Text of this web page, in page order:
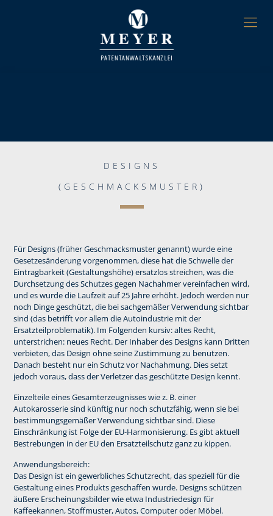
DESIGNS
(GESCHMACKSMUSTER)
Für Designs (früher Geschmacksmuster genannt) wurde eine
Gesetzesänderung vorgenommen, diese hat die Schwelle der
Eintragbarkeit (Gestaltungshöhe) ersatzlos streichen, was die
Durchsetzung des Schutzes gegen Nachahmer vereinfachen wird,
und es wurde die Laufzeit auf 25 Jahre erhöht. Jedoch werden nur
noch Dinge geschützt, die bei sachgemäßer Verwendung sichtbar
sind (das betrifft vor allem die Autoindustrie mit der
Ersatzteilproblematik). Im Folgenden kursiv: altes Recht,
unterstrichen: neues Recht. Der Inhaber des Designs kann Dritten
verbieten, das Design ohne seine Zustimmung zu benutzen.
Danach besteht nur ein Schutz vor Nachahmung. Dies setzt
jedoch voraus, dass der Verletzer das geschützte Design kennt.
Einzelteile eines Gesamterzeugnisses wie z. B. einer
Autokarosserie sind künftig nur noch schutzfähig, wenn sie bei
bestimmungsgemäßer Verwendung sichtbar sind. Diese
Einschränkung ist Folge der EU-Harmonisierung. Es gibt aktuell
Bestrebungen in der EU den Ersatzteilschutz ganz zu kippen.
Anwendungsbereich:
Das Design ist ein gewerbliches Schutzrecht, das speziell für die
Gestaltung eines Produkts geschaffen wurde. Designs schützen
äußere Erscheinungsbilder wie etwa Industriedesign für
Kaffeekannen, Stoffmuster, Autos, Computer oder Möbel.